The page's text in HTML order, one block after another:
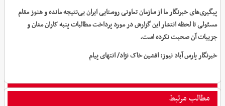
پیگیری‌های خبرنگار ما از سازمان تعاونی روستایی ایران بی‌نتیجه مانده و هنوز مقام
مسئولی تا لحظه انتشار این گزارش در مورد پرداخت مطالبات پنبه کاران مغان و
جزییات آن صحبت نکرده است.
خبرنگار پارس آباد نیوز: افشین خاک نژاد/ انتهای پیام
مطالب مرتبط